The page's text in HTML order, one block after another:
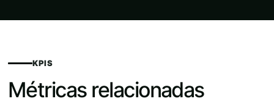
KPIS
Métricas relacionadas